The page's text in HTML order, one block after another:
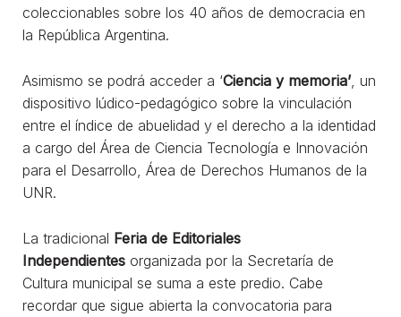
coleccionables sobre los 40 años de democracia en
la República Argentina.
Asimismo se podrá acceder a ‘Ciencia y memoria’, un
dispositivo lúdico-pedagógico sobre la vinculación
entre el índice de abuelidad y el derecho a la identidad
a cargo del Área de Ciencia Tecnología e Innovación
para el Desarrollo, Área de Derechos Humanos de la
UNR.
La tradicional Feria de Editoriales
Independientes organizada por la Secretaría de
Cultura municipal se suma a este predio. Cabe
recordar que sigue abierta la convocatoria para